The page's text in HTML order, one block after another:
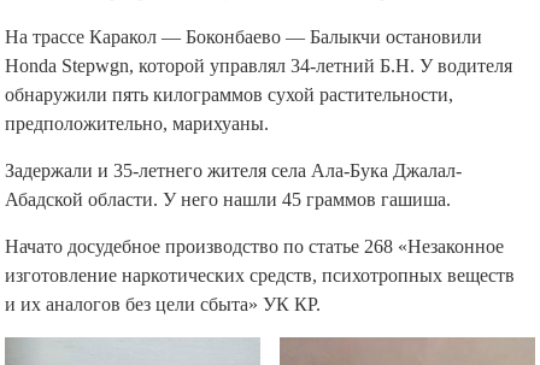
На трассе Каракол — Боконбаево — Балыкчи остановили
Honda Stepwgn, которой управлял 34-летний Б.Н. У водителя
обнаружили пять килограммов сухой растительности,
предположительно, марихуаны.
Задержали и 35-летнего жителя села Ала-Бука Джалал-
Абадской области. У него нашли 45 граммов гашиша.
Начато досудебное производство по статье 268 «Незаконное
изготовление наркотических средств, психотропных веществ
и их аналогов без цели сбыта» УК КР.